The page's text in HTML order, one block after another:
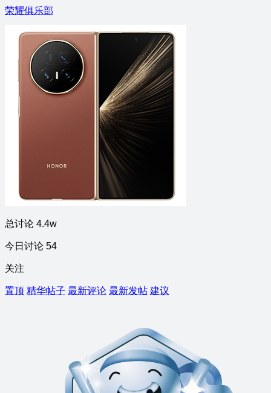
荣耀俱乐部
总讨论 4.4w
今日讨论 54
关注
置顶 精华帖子 最新评论 最新发帖 建议